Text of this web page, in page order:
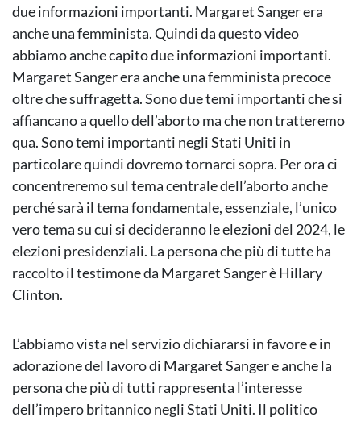
due informazioni importanti. Margaret Sanger era
anche una femminista. Quindi da questo video
abbiamo anche capito due informazioni importanti.
Margaret Sanger era anche una femminista precoce
oltre che suffragetta. Sono due temi importanti che si
affiancano a quello dell’aborto ma che non tratteremo
qua. Sono temi importanti negli Stati Uniti in
particolare quindi dovremo tornarci sopra. Per ora ci
concentreremo sul tema centrale dell’aborto anche
perché sarà il tema fondamentale, essenziale, l’unico
vero tema su cui si decideranno le elezioni del 2024, le
elezioni presidenziali. La persona che più di tutte ha
raccolto il testimone da Margaret Sanger è Hillary
Clinton.
L’abbiamo vista nel servizio dichiararsi in favore e in
adorazione del lavoro di Margaret Sanger e anche la
persona che più di tutti rappresenta l’interesse
dell’impero britannico negli Stati Uniti. Il politico